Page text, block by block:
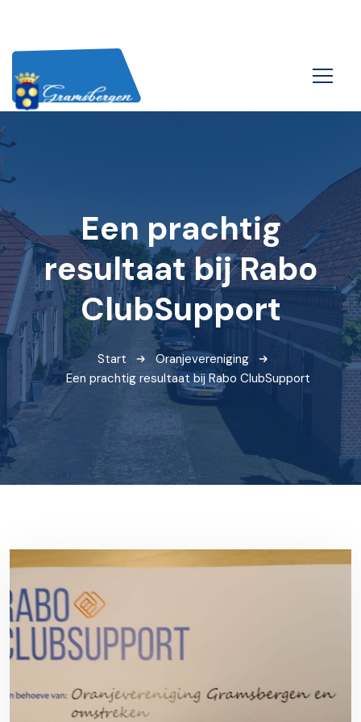
Een prachtig
resultaat bij Rabo
ClubSupport
Start
Oranjevereniging
Een prachtig resultaat bij Rabo ClubSupport